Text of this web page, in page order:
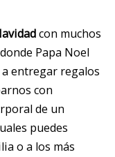
con muchos
Papa Noel
entregar regalos
con
de un
puedes
o a los más